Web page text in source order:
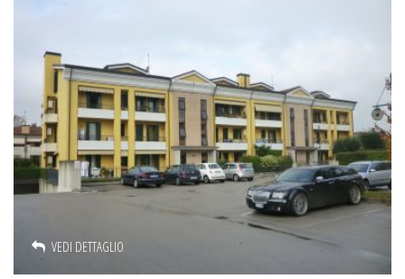
VEDI DETTAGLIO